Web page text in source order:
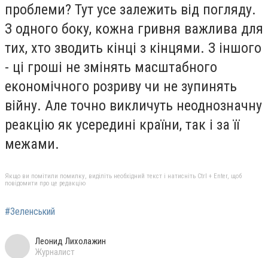
проблеми? Тут усе залежить від погляду.
З одного боку, кожна гривня важлива для
тих, хто зводить кінці з кінцями. З іншого
- ці гроші не змінять масштабного
економічного розриву чи не зупинять
війну. Але точно викличуть неоднозначну
реакцію як усередині країни, так і за її
межами.
Якщо ви помітили помилку, виділіть необхідний текст і натисніть Ctrl + Enter, щоб
повідомити про це редакцію
#Зеленський
Леонид Лихолажин
Журналист